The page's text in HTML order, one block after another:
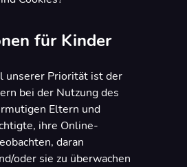
für Kinder
unserer Priorität ist der
bei der Nutzung des
Eltern und
ihre Online-
daran
oder sie zu überwachen